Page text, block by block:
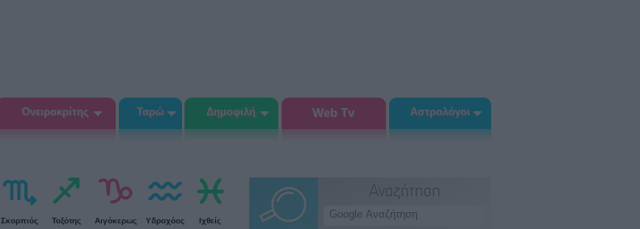
Ονειροκρίτης Ταρώ Δημοφιλή Web Tv Αστρολόγοι
Σκορπιός Τοξότης Αιγόκερως Υδροχόος Ιχθείς